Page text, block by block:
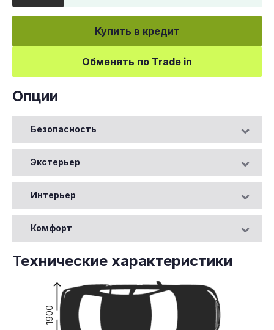
Купить в кредит
Обменять по Trade in
Опции
Безопасность
Экстерьер
Интерьер
Комфорт
Технические характеристики
1900